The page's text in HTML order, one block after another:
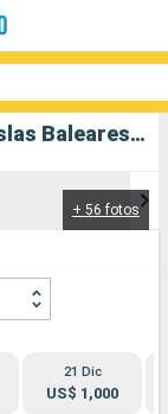
Crucero Costa Toscana: España, Islas Baleares, Italia, Francia salida desde Barcelona
+ 56 fotos
21 Dic
US$ 1,000
Compañías